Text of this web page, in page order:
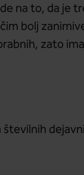
na to, da je
bolj
zato